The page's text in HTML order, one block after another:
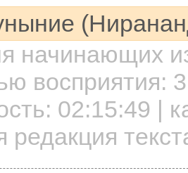
начинающих
восприятия: 3
02:15:49 |
редакция